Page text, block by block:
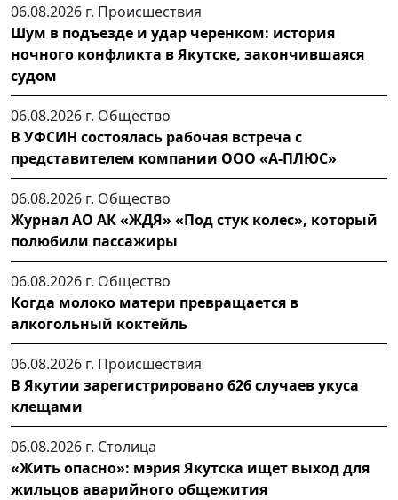
06.08.2026 г. Происшествия
Шум в подъезде и удар черенком: история
ночного конфликта в Якутске, закончившаяся
судом
06.08.2026 г. Общество
В УФСИН состоялась рабочая встреча с
представителем компании ООО «А-ПЛЮС»
06.08.2026 г. Общество
Журнал АО АК «ЖДЯ» «Под стук колес», который
полюбили пассажиры
06.08.2026 г. Общество
Когда молоко матери превращается в
алкогольный коктейль
06.08.2026 г. Происшествия
В Якутии зарегистрировано 626 случаев укуса
клещами
06.08.2026 г. Столица
«Жить опасно»: мэрия Якутска ищет выход для
жильцов аварийного общежития